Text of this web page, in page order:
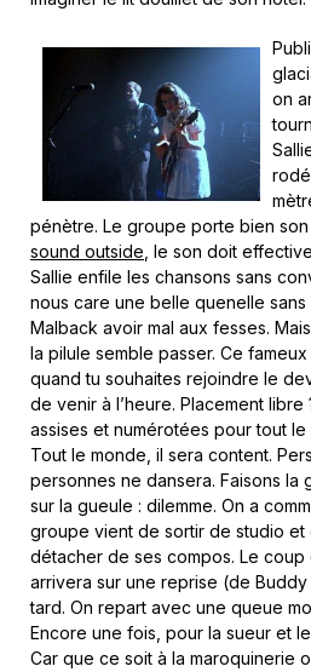
on
pénètre. Le groupe porte bien son
sound outside , le son doit
Sallie enfile les chansons sans
nous care une belle quenelle sans
Malback avoir mal aux fesses.
la pilule semble passer. Ce
quand tu souhaites rejoindre le
de venir à l’heure. Placement
assises et numérotées pour tout
Tout le monde, il sera content.
personnes ne dansera. Faisons la
sur la gueule : dilemme. On a
groupe vient de sortir de studio et
détacher de ses compos. Le
arrivera sur une reprise (de
tard. On repart avec une queue
Encore une fois, pour la sueur et
Car que ce soit à la maroquinerie